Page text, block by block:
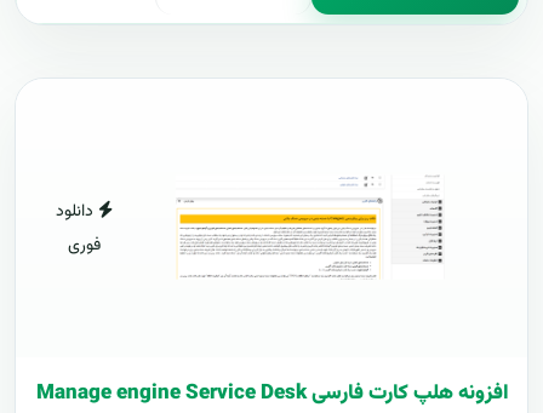
دانلود
فوری
افزونه هلپ کارت فارسی Manage engine Service Desk